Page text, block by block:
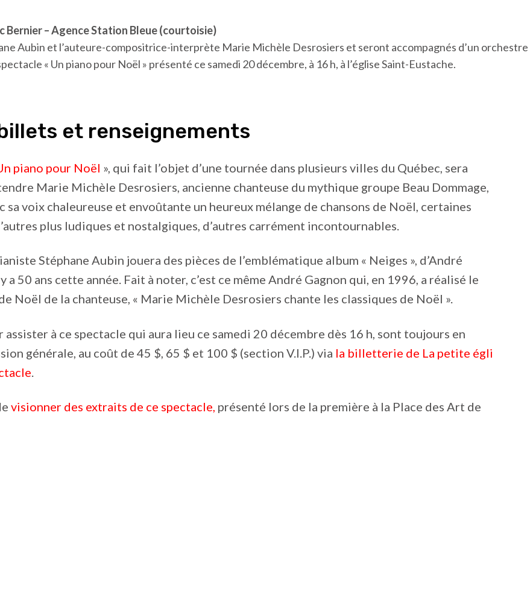
Bernier – Agence Station Bleue (courtoisie)
Aubin et l’auteure-compositrice-interprète Marie Michèle Desrosiers et seront accompagnés d’un orchestre
« Un piano pour Noël » présenté ce samedi 20 décembre, à 16 h, à l’église Saint-Eustache.
et renseignements
piano pour Noël », qui fait l’objet d’une tournée dans plusieurs villes du Québec, sera
Marie Michèle Desrosiers, ancienne chanteuse du mythique groupe Beau Dommage,
sa voix chaleureuse et envoûtante un heureux mélange de chansons de Noël, certaines
plus ludiques et nostalgiques, d’autres carrément incontournables.
Stéphane Aubin jouera des pièces de l’emblématique album « Neiges », d’André
a 50 ans cette année. Fait à noter, c’est ce même André Gagnon qui, en 1996, a réalisé le
Noël de la chanteuse, « Marie Michèle Desrosiers chante les classiques de Noël ».
à ce spectacle qui aura lieu ce samedi 20 décembre dès 16 h, sont toujours en
générale, au coût de 45 $, 65 $ et 100 $ (section V.I.P.) via la billetterie de La petite égli
visionner des extraits de ce spectacle, présenté lors de la première à la Place des Art de